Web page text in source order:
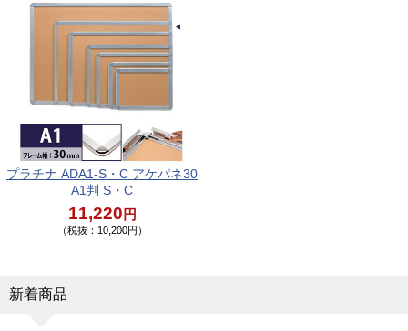
プラチナ ADA1-S・C アケパネ30
A1判 S・C
11,220 円
（税抜：10,200円）
新着商品